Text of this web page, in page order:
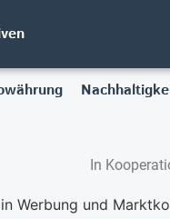
In
und